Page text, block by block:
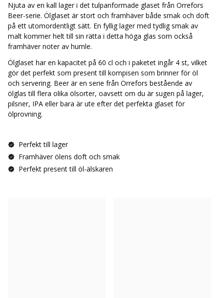
Njuta av en kall lager i det tulpanformade glaset från Orrefors
Beer-serie. Ölglaset är stort och framhäver både smak och doft
på ett utomordentligt sätt. En fyllig lager med tydlig smak av
malt kommer helt till sin rätta i detta höga glas som också
framhäver noter av humle.
Ölglaset har en kapacitet på 60 cl och i paketet ingår 4 st, vilket
gör det perfekt som present till kompisen som brinner för öl
och servering. Beer är en serie från Orrefors bestående av
ölglas till flera olika ölsorter, oavsett om du är sugen på lager,
pilsner, IPA eller bara är ute efter det perfekta glaset för
ölprovning.
Perfekt till lager
Framhäver ölens doft och smak
Perfekt present till öl-älskaren